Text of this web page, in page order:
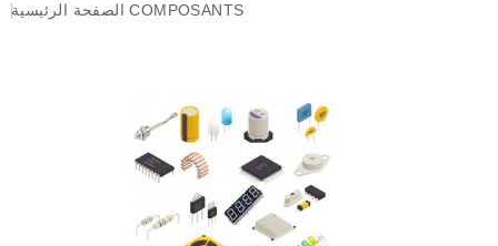
الصفحة الرئيسية COMPOSANTS